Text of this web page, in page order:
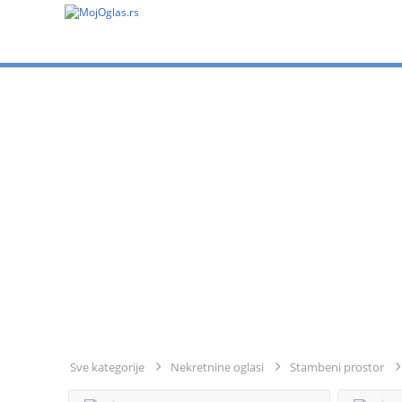
Sve kategorije Nekretnine oglasi Stambeni prostor